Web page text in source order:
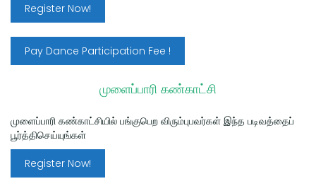
Register Now!
Pay Dance Participation Fee !
முளைப்பாரி கண்காட்சி
முளைப்பாரி கண்காட்சியில் பங்குபெற விரும்புபவர்கள் இந்த படிவத்தைப்
பூர்த்திசெய்யுங்கள்
Register Now!